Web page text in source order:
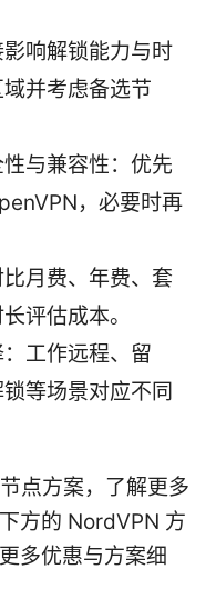
响解锁能力与时
并考虑备选节
与兼容性：优先
，必要时再
月费、年费、套
评估成本。
工作远程、留
等场景对应不同
点方案，了解更多
方的 NordVPN 方
多优惠与方案细